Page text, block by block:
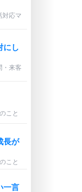
対応マ
にし
・来客
こと
長が
こと
一言